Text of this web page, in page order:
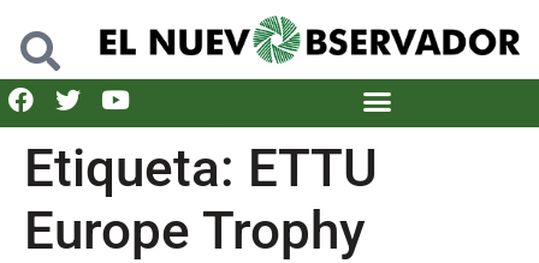
Etiqueta: ETTU
Europe Trophy